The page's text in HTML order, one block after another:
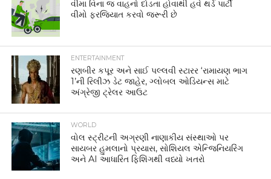
વીમા વિના જ વાહનો દોડતા હોવાથી હવે થર્ડ પાર્ટી
વીમો ફરજિયાત કરવો જરૂરી છે
ENTERTAINMENT
રણબીર કપૂર અને સાઈ પલ્લવી સ્ટારર ‘રામાયણ ભાગ
1’ની રિલીઝ ડેટ જાહેર, ગ્લોબલ ઓડિયન્સ માટે
અંગ્રેજી ટ્રેલર આઉટ
WORLD
વોલ સ્ટ્રીટની અગ્રણી નાણાકીય સંસ્થાઓ પર
સાયબર હુમલાનો પ્રયાસ, સોશિયલ એન્જિનિયરિંગ
અને AI આધારિત ફિશિંગથી વધ્યો ખતરો